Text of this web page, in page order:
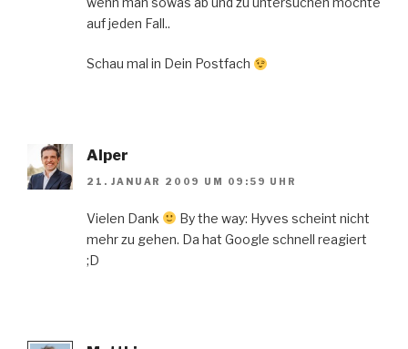
auf jeden Fall..
Schau mal in Dein Postfach
Alper
21. JANUAR 2009 UM 09:59 UHR
Vielen Dank
By the way: Hyves scheint nicht
mehr zu gehen. Da hat Google schnell reagiert
;D